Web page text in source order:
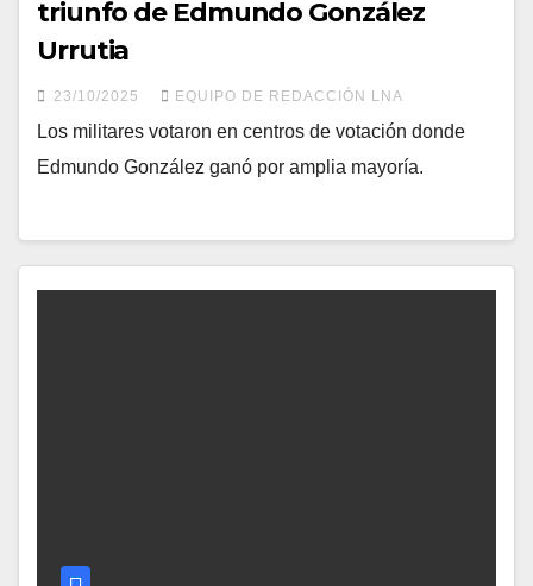
triunfo de Edmundo González
Urrutia
23/10/2025 EQUIPO DE REDACCIÓN LNA
Los militares votaron en centros de votación donde
Edmundo González ganó por amplia mayoría.